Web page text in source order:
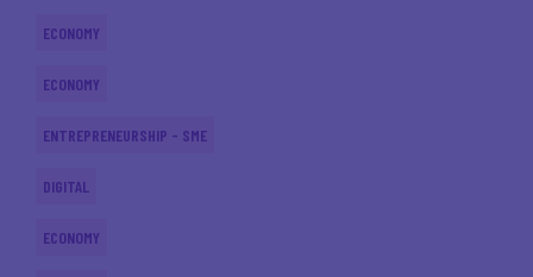
ECONOMY
ECONOMY
ENTREPRENEURSHIP - SME
DIGITAL
ECONOMY